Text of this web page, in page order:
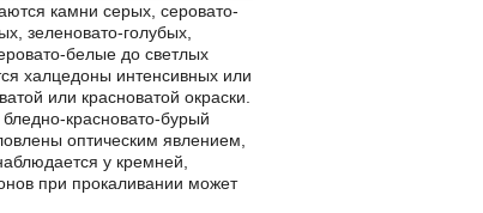
камни серых, серовато-
зеленовато-голубых,
белые до светлых
халцедоны интенсивных или
или красноватой окраски.
красновато-бурый
оптическим явлением,
у кремней,
при прокаливании может